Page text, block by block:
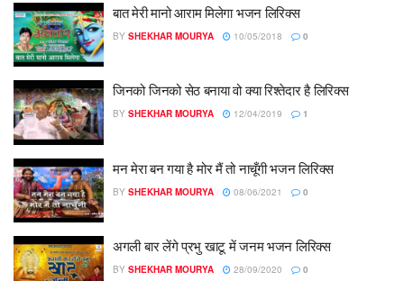
बात मेरी मानो आराम मिलेगा भजन लिरिक्स
BY SHEKHAR MOURYA 10/05/2018 0
जिनको जिनको सेठ बनाया वो क्या रिश्तेदार है लिरिक्स
BY SHEKHAR MOURYA 12/04/2019 1
मन मेरा बन गया है मोर मैं तो नाचूँगी भजन लिरिक्स
BY SHEKHAR MOURYA 08/06/2021 0
अगली बार लेंगे प्रभु खाटू में जनम भजन लिरिक्स
BY SHEKHAR MOURYA 28/09/2020 0